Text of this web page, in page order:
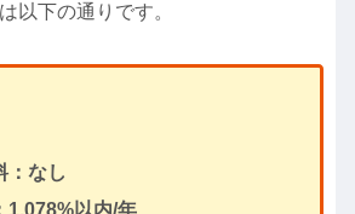
以下の通りです。
：なし